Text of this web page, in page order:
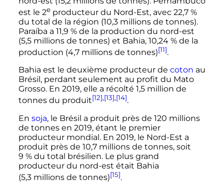
est le 2eproducteur du Nord-Est, avec 22,7 %
du total de la région (10,3 millionsde tonnes).
Paraíba a 11,9 % de la production du nord-est
(5,5 millionsde tonnes) et Bahia, 10,24 % de la
production (4,7 millionsde tonnes)[11].
Bahia est le deuxième producteur de coton au
Brésil, perdant seulement au profit du Mato
Grosso. En 2019, elle a récolté 1,5 million de
tonnes du produit[12],[13],[14].
En soja, le Brésil a produit près de 120 millions
de tonnes en 2019, étant le premier
producteur mondial. En 2019, le Nord-Est a
produit près de 10,7 millionsde tonnes, soit
9 % du total brésilien. Le plus grand
producteur du nord-est était Bahia
(5,3 millionsde tonnes)[15].